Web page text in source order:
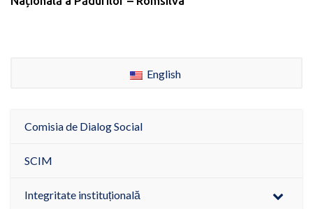
English
Comisia de Dialog Social
SCIM
Integritate instituțională